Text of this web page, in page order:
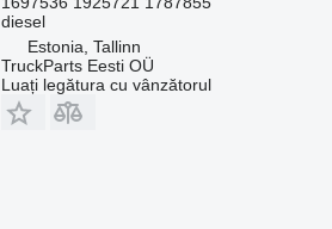
diesel
Estonia, Tallinn
TruckParts Eesti OÜ
Luați legătura cu vânzătorul